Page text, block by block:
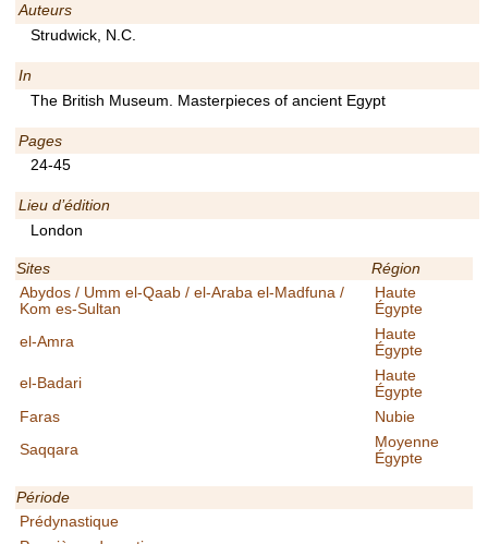
Auteurs
Strudwick, N.C.
In
The British Museum. Masterpieces of ancient Egypt
Pages
24-45
Lieu d’édition
London
Sites
Région
Abydos / Umm el-Qaab / el-Araba el-Madfuna /
Kom es-Sultan
Haute
Égypte
el-Amra
Haute
Égypte
el-Badari
Haute
Égypte
Faras
Nubie
Saqqara
Moyenne
Égypte
Période
Prédynastique